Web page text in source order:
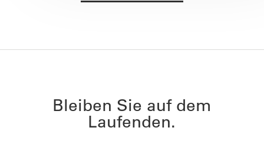
Bleiben Sie auf dem
Laufenden.